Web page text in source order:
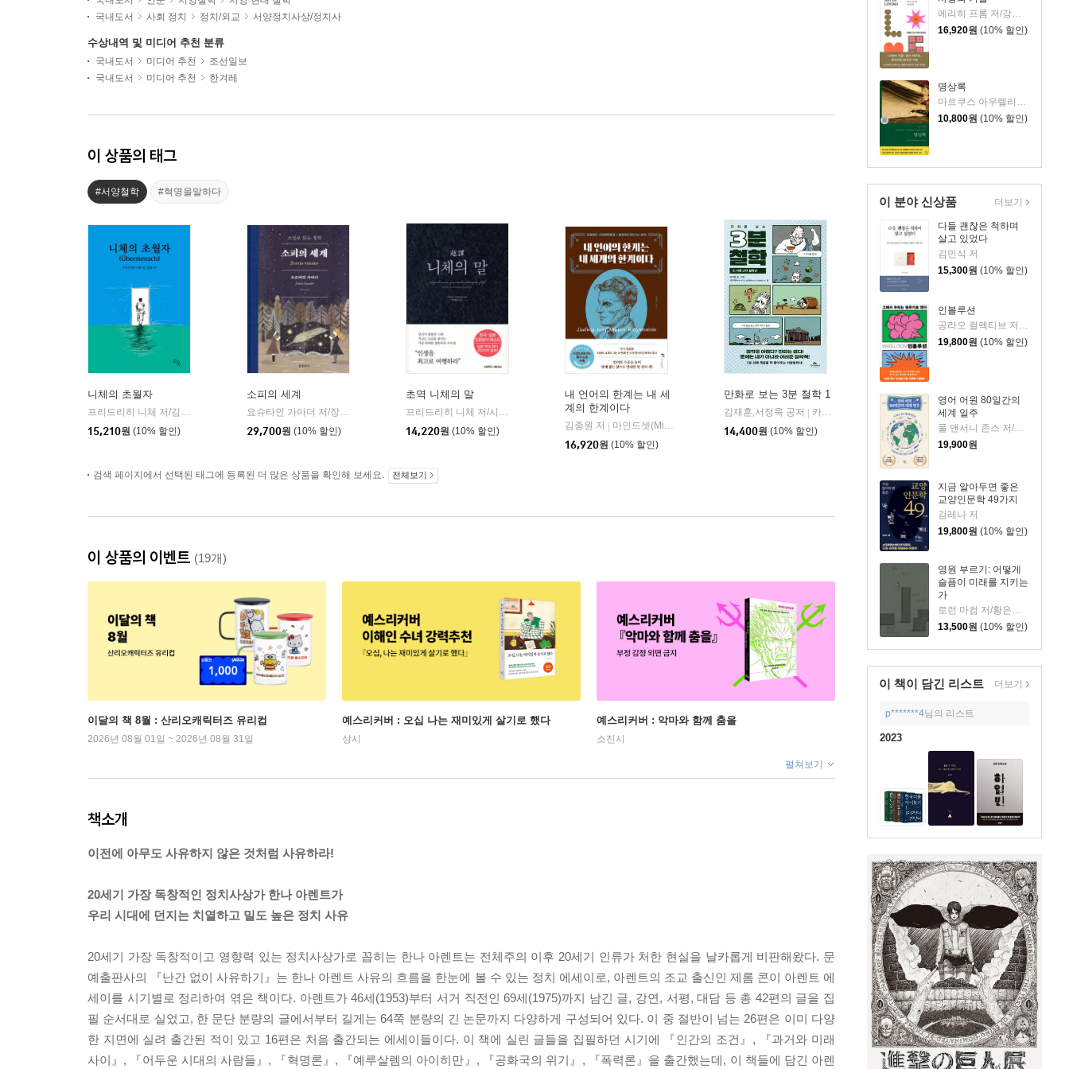
에리히 프롬 저/강주헌 역
16,920원 (10% 할인)
명상록
10,800원 (10% 할인)
이 분야 신상품
다들 괜찮은 척하며
살고 있었다
김민식 저
15,300원 (10% 할인)
인볼루션
공라오 컬렉티브 저/홍명교 역
19,800원 (10% 할인)
영어 어원 80일간의
세계 일주
19,900원
지금 알아두면 좋은
교양인문학 49가지
김레나 저
19,800원 (10% 할인)
영원 부르기: 어떻게
슬픔이 미래를 지키는
가
로런 마컴 저/황은주 역
13,500원 (10% 할인)
더보기
이 책이 담긴 리스트 더보기
p*******4님의 리스트
2023
국내도서
사회 정치 정치/외교 서양정치사상/정치사
수상내역 및 미디어 추천 분류
국내도서 미디어 추천
조선일보
국내도서
미디어 추천 한겨레
이 상품의 태그
#서양철학 #혁명을말하다
니체의 초월자
프리드리히 니체 저/김철 편역
15,210원 (10% 할인)
소피의 세계
요슈타인 가아더 저/장영은 역
29,700원 (10% 할인)
초역 니체의 말
프리드리히 니체 저/시라토리 하루히코 편 | 삼호미디어
14,220원 (10% 할인)
내 언어의 한계는 내 세
계의 한계이다
김종원 저
마인드셋(Mindset)
16,920원 (10% 할인)
만화로 보는 3분 철학 1
김재훈,서정욱 공저
카시오페아
14,400원 (10% 할인)
검색 페이지에서 선택된 태그에 등록된 더 많은 상품을 확인해 보세요. 전체보기
이 상품의 이벤트 (19개)
이달의 책 8월 : 산리오캐릭터즈 유리컵
2026년 08월 01일 ~ 2026년 08월 31일
예스리커버 : 오십 나는 재미있게 살기로 했다
상시
예스리커버 : 악마와 함께 춤을
소진시
펼쳐보기
책소개
이전에 아무도 사유하지 않은 것처럼 사유하라!
20세기 가장 독창적인 정치사상가 한나 아렌트가
우리 시대에 던지는 치열하고 밀도 높은 정치 사유
20세기 가장 독창적이고 영향력 있는 정치사상가로 꼽히는 한나 아렌트는 전체주의 이후 20세기 인류가 처한 현실을 날카롭게 비판해왔다. 문
예출판사의 『난간 없이 사유하기』는 한나 아렌트 사유의 흐름을 한눈에 볼 수 있는 정치 에세이로, 아렌트의 조교 출신인 제롬 콘이 아렌트 에
세이를 시기별로 정리하여 엮은 책이다. 아렌트가 46세(1953)부터 서거 직전인 69세(1975)까지 남긴 글, 강연, 서평, 대담 등 총 42편의 글을 집
필 순서대로 실었고, 한 문단 분량의 글에서부터 길게는 64쪽 분량의 긴 논문까지 다양하게 구성되어 있다. 이 중 절반이 넘는 26편은 이미 다양
한 지면에 실려 출간된 적이 있고 16편은 처음 출간되는 에세이들이다. 이 책에 실린 글들을 집필하던 시기에 『인간의 조건』, 『과거와 미래
사이』, 『어두운 시대의 사람들』, 『혁명론』, 『예루살렘의 아이히만』, 『공화국의 위기』, 『폭력론』을 출간했는데, 이 책들에 담긴 아렌